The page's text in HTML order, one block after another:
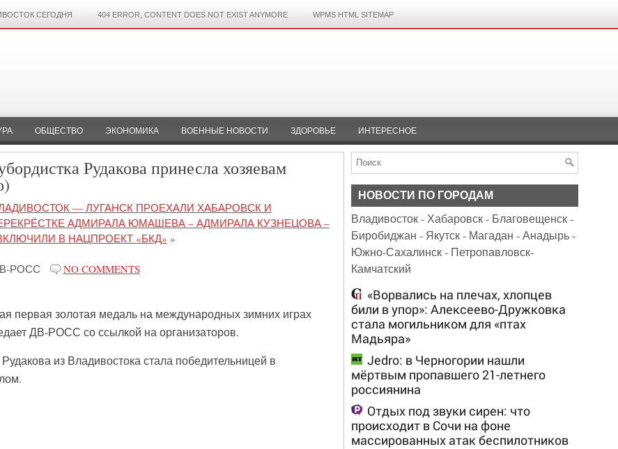
СЕГОДНЯ 404 ERROR, CONTENT DOES NOT EXIST ANYMORE WPMS HTML SITEMAP
ОБЩЕСТВО ЭКОНОМИКА ВОЕННЫЕ НОВОСТИ ЗДОРОВЬЕ ИНТЕРЕСНОЕ
Рудакова принесла хозяевам
— ЛУГАНСК ПРОЕХАЛИ ХАБАРОВСК И
АДМИРАЛА ЮМАШЕВА – АДМИРАЛА КУЗНЕЦОВА –
В НАЦПРОЕКТ «БКД» »
РОСС NO COMMENTS
первая золотая медаль на международных зимних играх
ДВ-РОСС со ссылкой на организаторов.
из Владивостока стала победительницей в
НОВОСТИ ПО ГОРОДАМ
Владивосток-Хабаровск- Благовещенск-
Биробиджан - Якутск- Магадан -Анадырь-
Южно-Сахалинск- Петропавловск-
Камчатский
«Ворвались на плечах, хлопцев
били в упор»: Алексеево-Дружковка
стала могильником для «птах
Мадьяра»
Jedro: в Черногории нашли
мёртвым пропавшего 21-летнего
россиянина
Отдых под звуки сирен: что
происходит в Сочи на фоне
массированных атак беспилотников